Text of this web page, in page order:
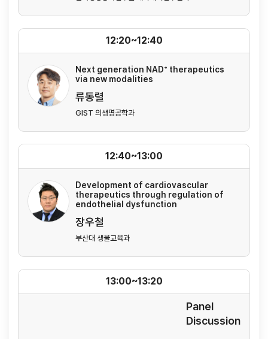
Next generation NAD⁺ therapeutics
via new modalities
류동렬
GIST 의생명공학과
12:20~12:40
Development of cardiovascular
therapeutics through regulation of
endothelial dysfunction
장우철
부산대 생물교육과
12:40~13:00
Panel
Discussion
13:00~13:20